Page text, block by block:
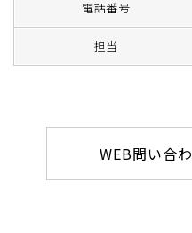
電話番号
担当
WEB問い合